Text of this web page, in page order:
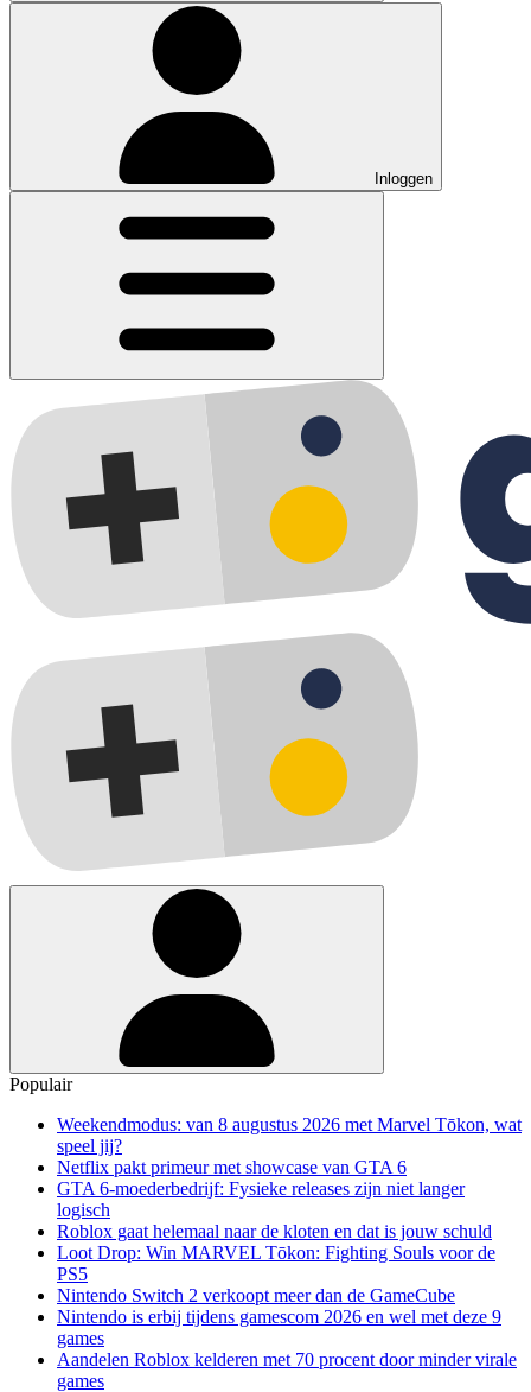
Inloggen
Populair
Weekendmodus: van 8 augustus 2026 met Marvel Tōkon, wat
speel jij?
Netflix pakt primeur met showcase van GTA 6
GTA 6-moederbedrijf: Fysieke releases zijn niet langer
logisch
Roblox gaat helemaal naar de kloten en dat is jouw schuld
Loot Drop: Win MARVEL Tōkon: Fighting Souls voor de
PS5
Nintendo Switch 2 verkoopt meer dan de GameCube
Nintendo is erbij tijdens gamescom 2026 en wel met deze 9
games
Aandelen Roblox kelderen met 70 procent door minder virale
games